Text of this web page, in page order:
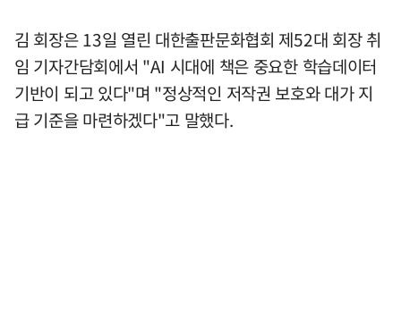
김 회장은 13일 열린 대한출판문화협회 제52대 회장 취
임 기자간담회에서 "AI 시대에 책은 중요한 학습데이터
기반이 되고 있다"며 "정상적인 저작권 보호와 대가 지
급 기준을 마련하겠다"고 말했다.